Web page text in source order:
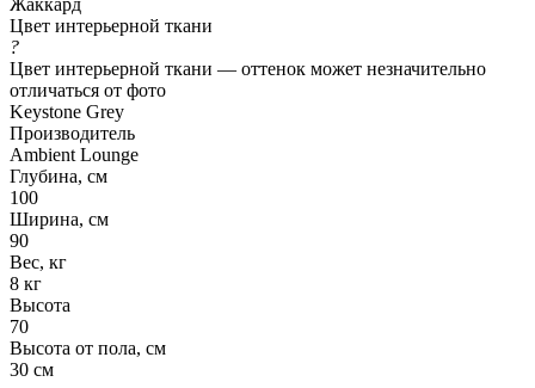
Жаккард
Цвет интерьерной ткани
?
Цвет интерьерной ткани — оттенок может незначительно
отличаться от фото
Keystone Grey
Производитель
Ambient Lounge
Глубина, см
100
Ширина, см
90
Вес, кг
8 кг
Высота
70
Высота от пола, см
30 см